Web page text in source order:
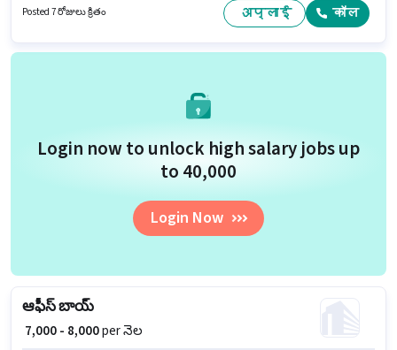
Technology ప్యూన్ విభాగంలో హెల్పర్ ఉద్యోగానికి క్రియాశీలకంగా నియామకం
Posted 7 రోజులు క్రితం अप्लाई कॉल
Login now to unlock high salary jobs up
to ₹40,000
Login Now
ఆఫీస్ బాయ్
₹ 7,000 - 8,000per నెల